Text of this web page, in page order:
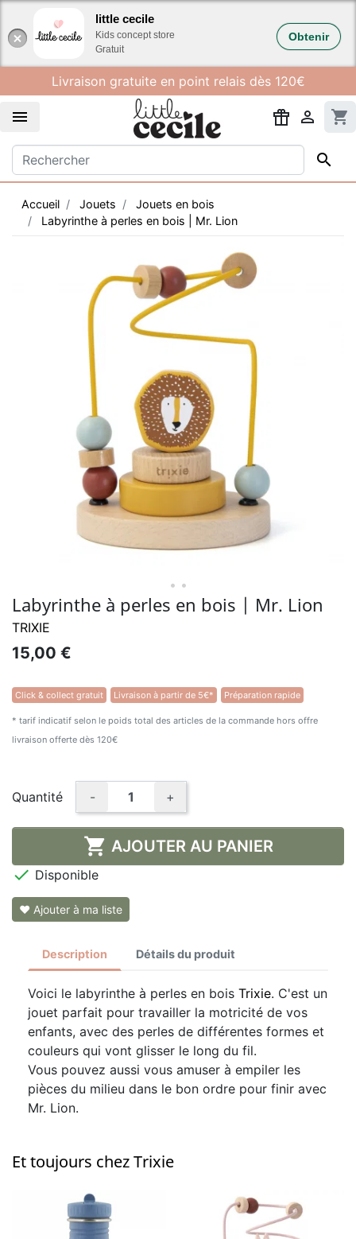
little cecile
Kids concept store
Gratuit
Obtenir
Livraison gratuite en point relais dès 120€
  shopping_cart

Accueil Jouets
Jouets en bois
Labyrinthe à perles en bois | Mr. Lion
• •
Labyrinthe à perles en bois | Mr. Lion
TRIXIE
15,00 €
Click & collect gratuit Livraison à partir de 5€* Préparation rapide
* tarif indicatif selon le poids total des articles de la commande hors offre
livraison offerte dès 120€
Quantité - +
 AJOUTER AU PANIER
 Disponible
❤ Ajouter à ma liste
Description Détails du produit
Voici le labyrinthe à perles en bois Trixie. C'est un
jouet parfait pour travailler la motricité de vos
enfants, avec des perles de différentes formes et
couleurs qui vont glisser le long du fil.
Vous pouvez aussi vous amuser à empiler les
pièces du milieu dans le bon ordre pour finir avec
Mr. Lion.
Et toujours chez Trixie